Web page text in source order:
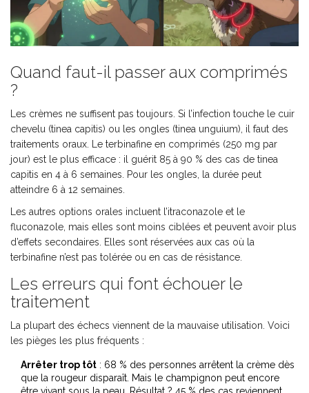
Quand faut-il passer aux comprimés
?
Les crèmes ne suffisent pas toujours. Si l’infection touche le cuir
chevelu (tinea capitis) ou les ongles (tinea unguium), il faut des
traitements oraux. Le terbinafine en comprimés (250 mg par
jour) est le plus efficace : il guérit 85 à 90 % des cas de tinea
capitis en 4 à 6 semaines. Pour les ongles, la durée peut
atteindre 6 à 12 semaines.
Les autres options orales incluent l’itraconazole et le
fluconazole, mais elles sont moins ciblées et peuvent avoir plus
d’effets secondaires. Elles sont réservées aux cas où la
terbinafine n’est pas tolérée ou en cas de résistance.
Les erreurs qui font échouer le
traitement
La plupart des échecs viennent de la mauvaise utilisation. Voici
les pièges les plus fréquents :
Arrêter trop tôt : 68 % des personnes arrêtent la crème dès
que la rougeur disparaît. Mais le champignon peut encore